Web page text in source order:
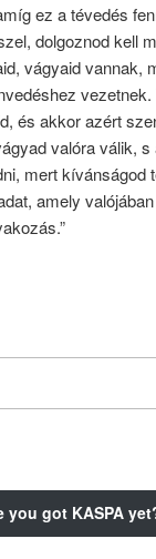
ez a tévedés
dolgoznod kell
vágyaid vannak,
vezetnek.
és akkor azért
valóra válik,
mert kívánságod
amely
you got KASPA